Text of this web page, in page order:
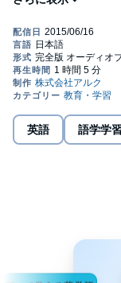
「英熟語⇒例文(英語
ート練習をしておけ
け合いです!※本コン
ん。書籍と合わせて
ベル◇英語入門以上
英語 語学学